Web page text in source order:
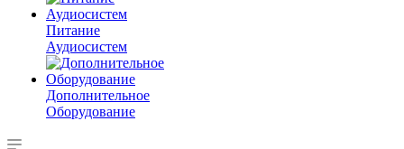
Питание
Аудиосистем
Дополнительное
Оборудование